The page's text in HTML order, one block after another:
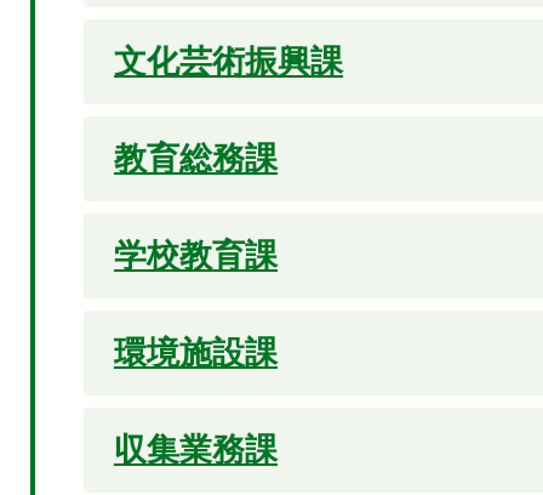
文化芸術振興課
教育総務課
学校教育課
環境施設課
収集業務課